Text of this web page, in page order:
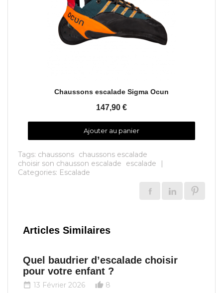
Aperçu rapide
Chaussons escalade Sigma Ocun
147,90 €
Ajouter au panier
Tags: chaussons chaussons escalade
choisir son chausson escalade
escalade
|
Categories: Escalade
Articles Similaires
Quel baudrier d’escalade choisir
pour votre enfant ?
date_range 13 Février 2026 thumb_up_alt
8